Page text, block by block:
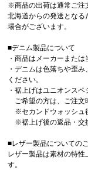
※商品の出荷は通常ご注
北海道からの発送となる
場合がございます。
■デニム製品について
・商品はメーカーまた
・デニムは色落ちや歪
ください。
・裾上げはユニオンス
ご希望の方は、ご注文
※セカンドウォッシュ
※裾上げ後の返品・交
■レザー製品についての
レザー製品は素材の特
す。